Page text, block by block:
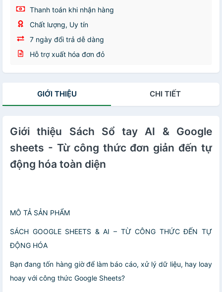
Thanh toán khi nhận hàng
Chất lượng, Uy tín
7 ngày đổi trả dễ dàng
Hỗ trợ xuất hóa đơn đỏ
GIỚI THIỆU CHI TIẾT
Giới thiệu Sách Sổ tay AI & Google
sheets - Từ công thức đơn giản đến tự
động hóa toàn diện
MÔ TẢ SẢN PHẨM
SÁCH GOOGLE SHEETS & AI – TỪ CÔNG THỨC ĐẾN TỰ
ĐỘNG HÓA
Bạn đang tốn hàng giờ để làm báo cáo, xử lý dữ liệu, hay loay
hoay với công thức Google Sheets?